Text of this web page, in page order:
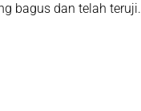
bagus dan telah teruji.